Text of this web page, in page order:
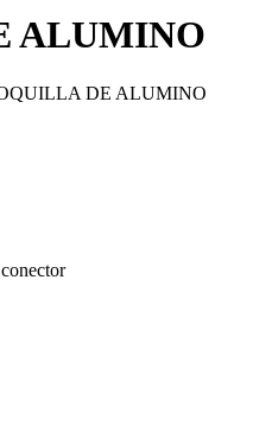
ALUMINO
DE ALUMINO